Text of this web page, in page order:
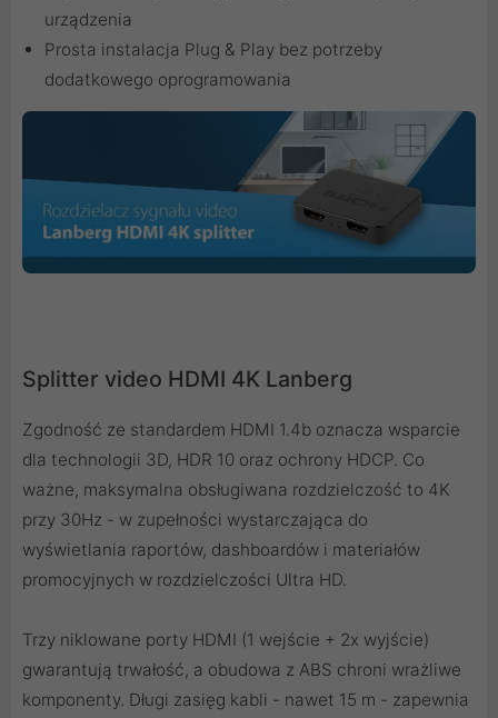
urządzenia
Prosta instalacja Plug & Play bez potrzeby
dodatkowego oprogramowania
Splitter video HDMI 4K Lanberg
Zgodność ze standardem HDMI 1.4b oznacza wsparcie
dla technologii 3D, HDR 10 oraz ochrony HDCP. Co
ważne, maksymalna obsługiwana rozdzielczość to 4K
przy 30Hz - w zupełności wystarczająca do
wyświetlania raportów, dashboardów i materiałów
promocyjnych w rozdzielczości Ultra HD.
Trzy niklowane porty HDMI (1 wejście + 2x wyjście)
gwarantują trwałość, a obudowa z ABS chroni wrażliwe
komponenty. Długi zasięg kabli - nawet 15 m - zapewnia